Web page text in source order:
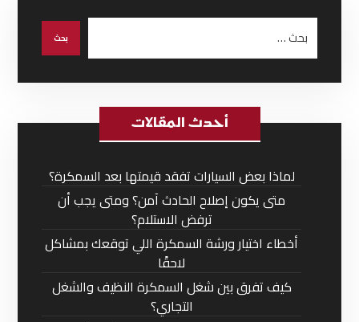
أحدث المقالات
لماذا بعض السيارات تفقد قيمتها بعد السمكرة؟
متى يكون إصلاح الحادث آمن؟ ومتى يجب أن
ترفض الاستلام؟
أخطاء اختيار ورشة السمكرة اللي توقعك بمشاكل
لاحقًا
كيف تفرق بين شغل السمكرة النظيف والشغل
التجاري؟